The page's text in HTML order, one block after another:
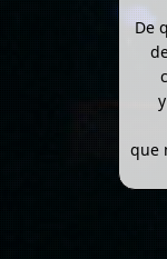
De
que